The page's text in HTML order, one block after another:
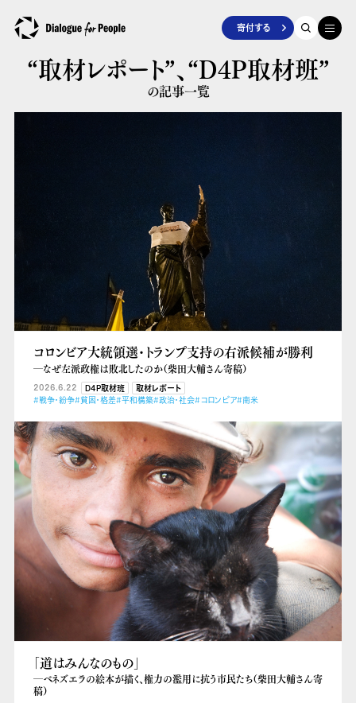
寄付する
“取材レポート”、“D4P取材班”
の記事一覧
コロンビア大統領選・トランプ支持の右派候補が勝利
―なぜ左派政権は敗北したのか（柴田大輔さん寄稿）
2026.6.22 D4P取材班
取材レポート
#戦争・紛争#貧困・格差#平和構築#政治・社会#コロンビア#南米
「道はみんなのもの」
―ベネズエラの絵本が描く、権力の濫用に抗う市民たち（柴田大輔さん寄
稿）